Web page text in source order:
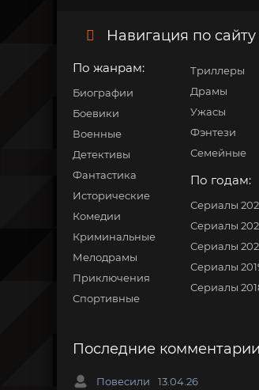
Навигация по сайту
По жанрам:
Биографии
Боевики
Военные
Детективы
Фантастика
Исторические
Комедии
Криминальные
Мелодрамы
Приключения
Спортивные
Триллеры
Драмы
Ужасы
Фэнтези
Семейные
По годам:
Сериалы
Сериалы
Сериалы
Сериалы
Сериалы
Последние комментарии
Повесили 13.04.26